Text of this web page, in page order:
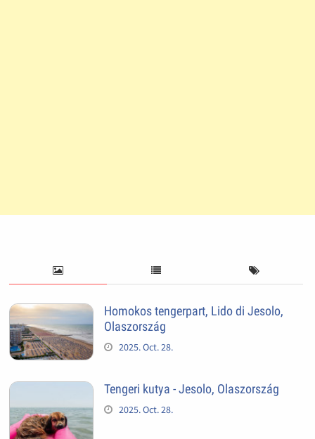
Homokos tengerpart, Lido di Jesolo,
Olaszország
2025. Oct. 28.
Tengeri kutya - Jesolo, Olaszország
2025. Oct. 28.